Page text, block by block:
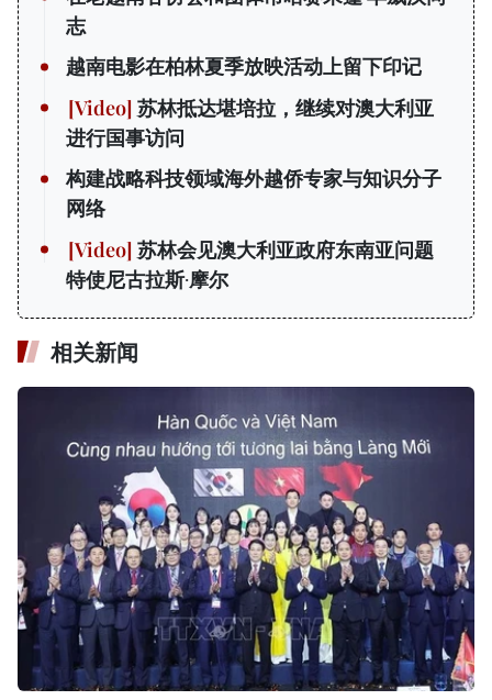
志
越南电影在柏林夏季放映活动上留下印记
苏林抵达堪培拉，继续对澳大利亚
进行国事访问
构建战略科技领域海外越侨专家与知识分子
网络
苏林会见澳大利亚政府东南亚问题
特使尼古拉斯·摩尔
相关新闻